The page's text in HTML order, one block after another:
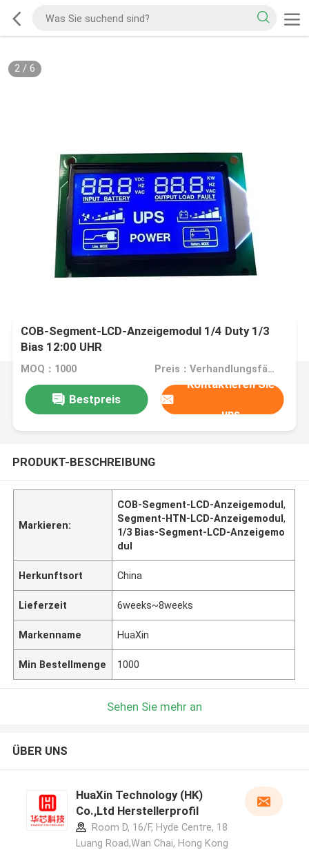
2/ 6
COB-Segment-LCD-Anzeigemodul 1/4 Duty 1/3
Bias 12:00 UHR
MOQ：1000 Preis：Verhandlungsfähig
Bestpreis
Kontaktieren Sie
uns
PRODUKT-BESCHREIBUNG
Markieren:
COB-Segment-LCD-Anzeigemodul,
Segment-HTN-LCD-Anzeigemodul,
1/3 Bias-Segment-LCD-Anzeigemo
dul
Herkunftsort China
Lieferzeit 6weeks~8weeks
Markenname HuaXin
Min Bestellmenge 1000
Sehen Sie mehr an
ÜBER UNS
HuaXin Technology (HK)
Co.,Ltd Herstellerprofil
Room D, 16/F, Hyde Centre, 18
Luang Road,Wan Chai, Hong Kong